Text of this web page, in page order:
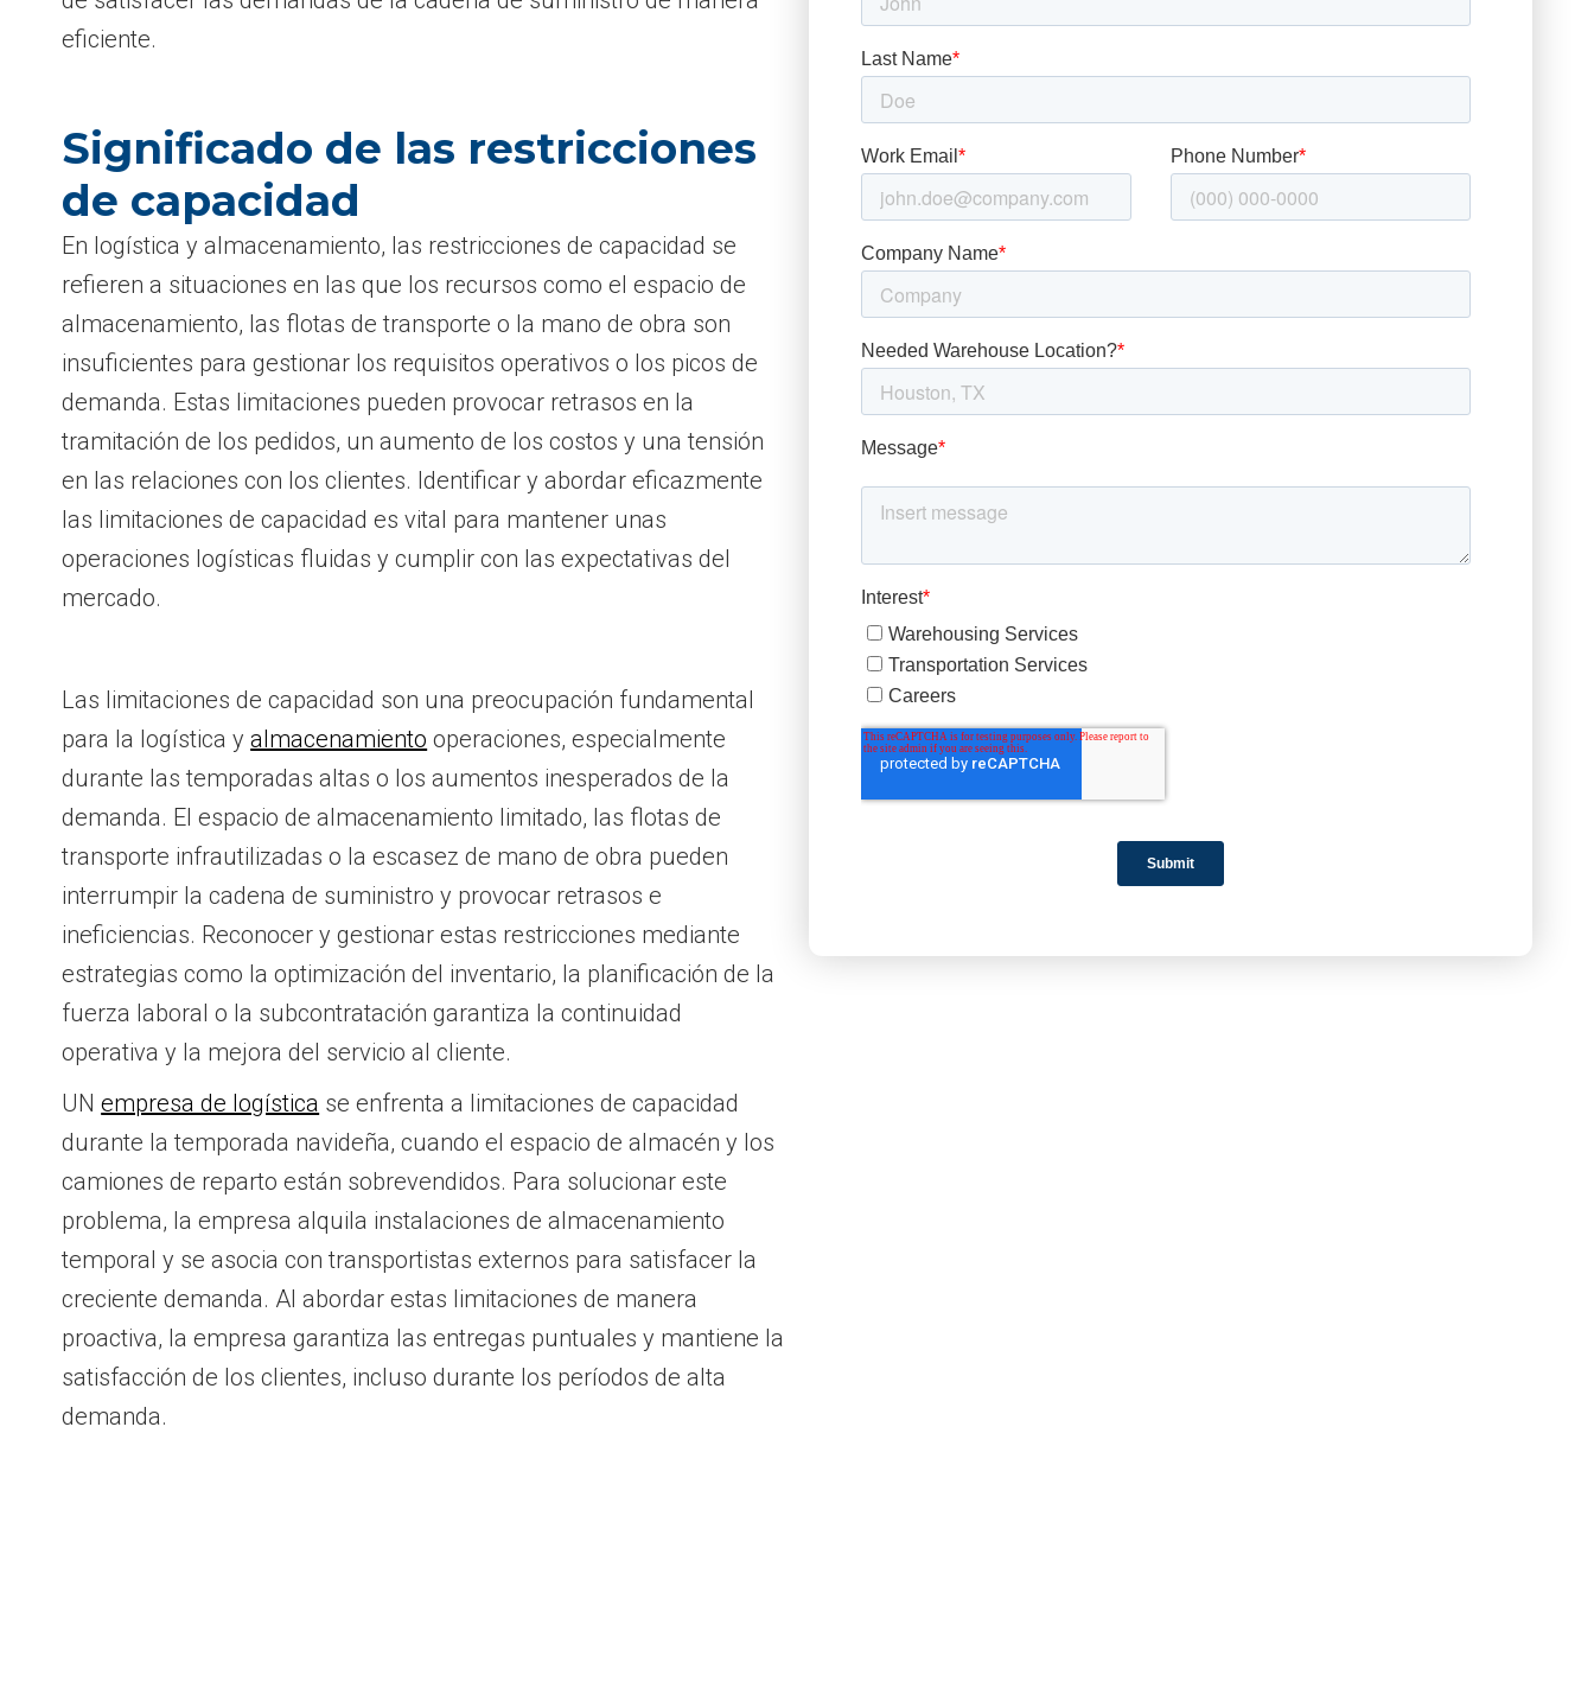
eficiente.
Significado de las restricciones
de capacidad
En logística y almacenamiento, las restricciones de capacidad se
refieren a situaciones en las que los recursos como el espacio de
almacenamiento, las flotas de transporte o la mano de obra son
insuficientes para gestionar los requisitos operativos o los picos de
demanda. Estas limitaciones pueden provocar retrasos en la
tramitación de los pedidos, un aumento de los costos y una tensión
en las relaciones con los clientes. Identificar y abordar eficazmente
las limitaciones de capacidad es vital para mantener unas
operaciones logísticas fluidas y cumplir con las expectativas del
mercado.
Las limitaciones de capacidad son una preocupación fundamental
para la logística yalmacenamiento operaciones, especialmente
durante las temporadas altas o los aumentos inesperados de la
demanda. El espacio de almacenamiento limitado, las flotas de
transporte infrautilizadas o la escasez de mano de obra pueden
interrumpir la cadena de suministro y provocar retrasos e
ineficiencias. Reconocer y gestionar estas restricciones mediante
estrategias como la optimización del inventario, la planificación de la
fuerza laboral o la subcontratación garantiza la continuidad
operativa y la mejora del servicio al cliente.
UNempresa de logística se enfrenta a limitaciones de capacidad
durante la temporada navideña, cuando el espacio de almacén y los
camiones de reparto están sobrevendidos. Para solucionar este
problema, la empresa alquila instalaciones de almacenamiento
temporal y se asocia con transportistas externos para satisfacer la
creciente demanda. Al abordar estas limitaciones de manera
proactiva, la empresa garantiza las entregas puntuales y mantiene la
satisfacción de los clientes, incluso durante los períodos de alta
demanda.